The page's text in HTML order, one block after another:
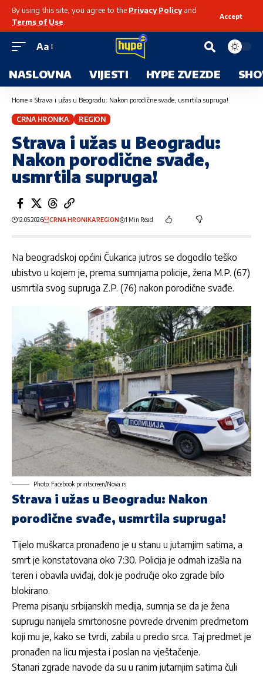
By using this site, you agree to the Privacy Policyand
Terms of Use
Accept
Aa
NASLOVNA VIJESTI HYPE ZVEZDE
Home » Strava i užas u Beogradu: Nakon porodične svađe, usmrtila supruga!
CRNA HRONIKA REGION
Strava i užas u Beogradu:
Nakon porodične svađe,
usmrtila supruga!
12.05.2026 CRNA HRONIKAREGION 1 Min Read
Na beogradskoj općini Čukarica jutros se dogodilo teško
ubistvo u kojem je, prema sumnjama policije, žena M.P. (67)
usmrtila svog supruga Z.P. (76) nakon porodične svađe.
Photo: Facebook printscreen/Nova.rs
Strava i užas u Beogradu: Nakon
porodične svađe, usmrtila supruga!
Tijelo muškarca pronađeno je u stanu u jutarnjim satima, a
smrt je konstatovana oko 7:30. Policija je odmah izašla na
teren i obavila uviđaj, dok je područje oko zgrade bilo
blokirano.
Prema pisanju srbijanskih medija, sumnja se da je žena
suprugu nanijela smrtonosne povrede drvenim predmetom
koji mu je, kako se tvrdi, zabila u predio srca. Taj predmet je
pronađen na licu mjesta i poslan na vještačenje.
Stanari zgrade navode da su u ranim jutarnjim satima čuli